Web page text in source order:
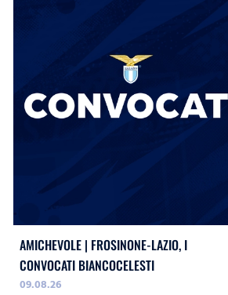
AMICHEVOLE | FROSINONE-LAZIO, I
CONVOCATI BIANCOCELESTI
09.08.26